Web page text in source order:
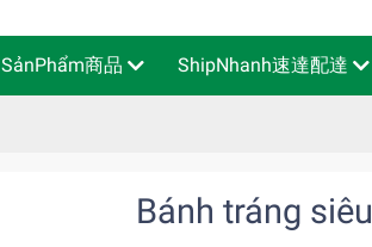
SảnPhẩm商品 ShipNhanh速達配達
Bánh tráng